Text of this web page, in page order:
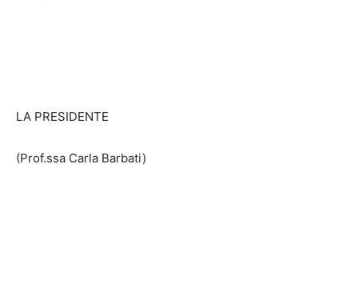
LA PRESIDENTE
(Prof.ssa Carla Barbati)